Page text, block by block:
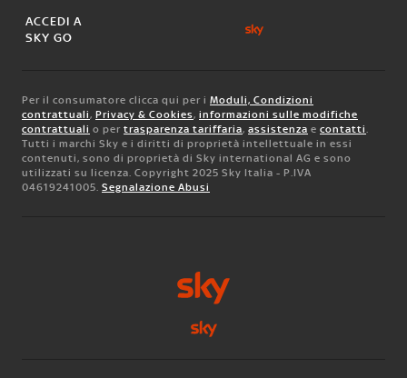
ACCEDI A
SKY GO
Per il consumatore clicca qui per i Moduli, Condizioni
contrattuali , Privacy & Cookies, informazioni sulle modifiche
contrattuali o per trasparenza tariffaria, assistenza e contatti
Tutti i marchi Sky e i diritti di proprietà intellettuale in essi
contenuti, sono di proprietà di Sky international AG e sono
utilizzati su licenza. Copyright 2025 Sky Italia - P.IVA
04619241005. Segnalazione Abusi